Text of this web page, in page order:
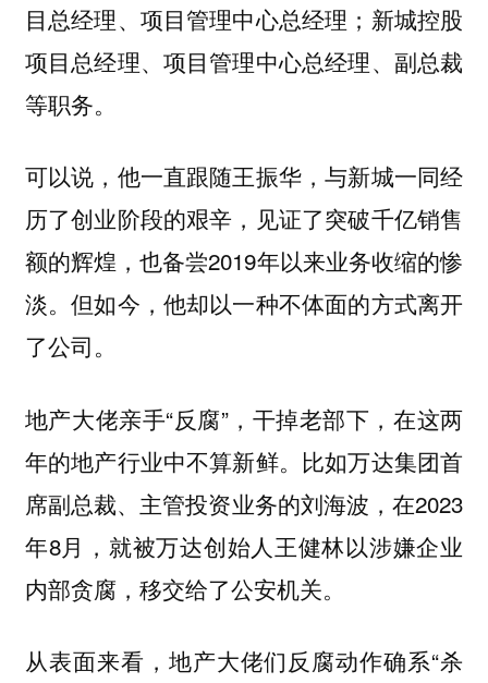
目总经理、项目管理中心总经理；新城控股
项目总经理、项目管理中心总经理、副总裁
等职务。
可以说，他一直跟随王振华，与新城一同经
历了创业阶段的艰辛，见证了突破千亿销售
额的辉煌，也备尝2019年以来业务收缩的惨
淡。但如今，他却以一种不体面的方式离开
了公司。
地产大佬亲手“反腐”，干掉老部下，在这两
年的地产行业中不算新鲜。比如万达集团首
席副总裁、主管投资业务的刘海波，在2023
年8月，就被万达创始人王健林以涉嫌企业
内部贪腐，移交给了公安机关。
从表面来看，地产大佬们反腐动作确系“杀